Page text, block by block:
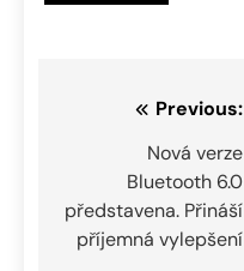
Navigace
příspěvek
Previous:
Nová verze
Bluetooth 6.0
představena. Přináší
příjemná vylepšení